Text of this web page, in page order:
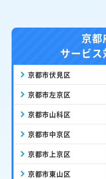
京都
サービス
京都市伏見区
京都市左京区
京都市山科区
京都市中京区
京都市上京区
京都市東山区